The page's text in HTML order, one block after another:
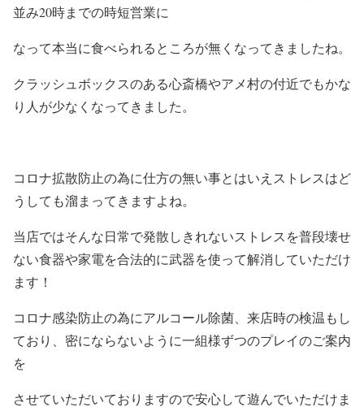
並み20時までの時短営業に
なって本当に食べられるところが無くなってきましたね。
クラッシュボックスのある心斎橋やアメ村の付近でもかな
り人が少なくなってきました。
コロナ拡散防止の為に仕方の無い事とはいえストレスはど
うしても溜まってきますよね。
当店ではそんな日常で発散しきれないストレスを普段壊せ
ない食器や家電を合法的に武器を使って解消していただけ
ます！
コロナ感染防止の為にアルコール除菌、来店時の検温もし
ており、密にならないように一組様ずつのプレイのご案内
を
させていただいておりますので安心して遊んでいただけま